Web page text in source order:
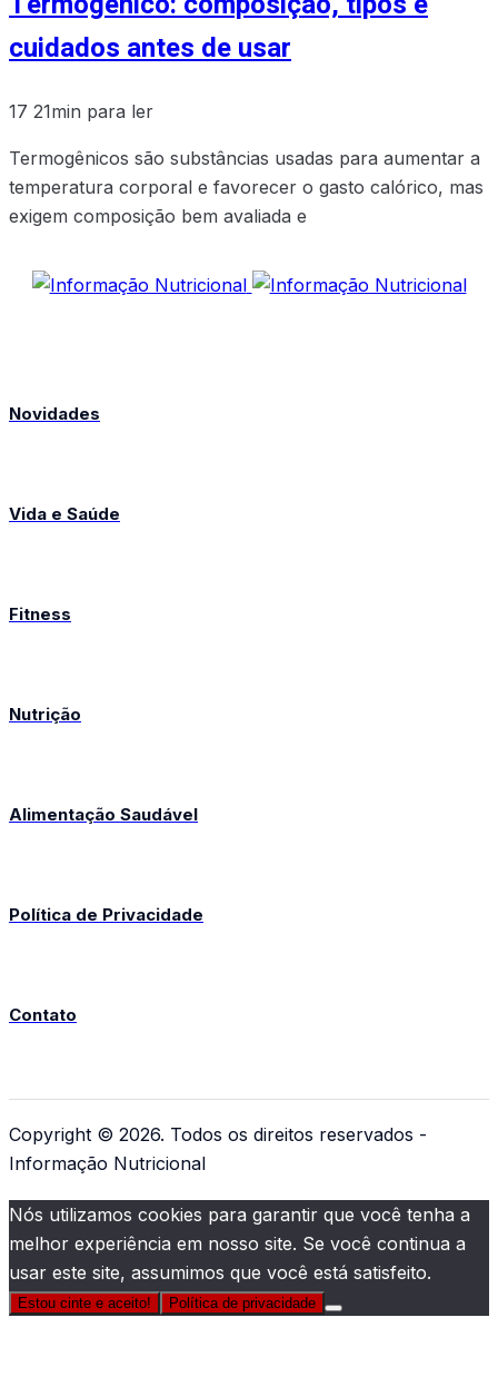
cuidados antes de usar
17 21min para ler
Termogênicos são substâncias usadas para aumentar a
temperatura corporal e favorecer o gasto calórico, mas
exigem composição bem avaliada e
Novidades
Vida e Saúde
Fitness
Nutrição
Alimentação Saudável
Política de Privacidade
Contato
Copyright © 2026. Todos os direitos reservados -
Informação Nutricional
Nós utilizamos cookies para garantir que você tenha a
melhor experiência em nosso site. Se você continua a
usar este site, assumimos que você está satisfeito.
Estou cinte e aceito! Política de privacidade